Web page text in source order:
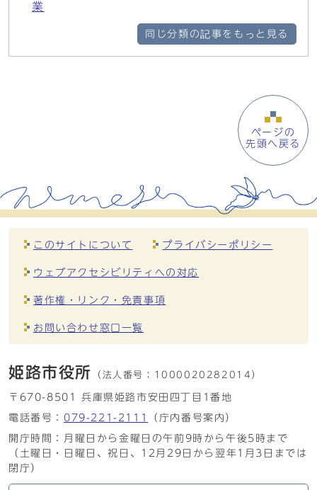
業
同じ分類の記事をもっと見る
ページの
先頭へ戻る
このサイトについて プライバシーポリシー
ウェブアクセシビリティへの対応
著作権・リンク・免責事項
お問い合わせ窓口一覧
姫路市役所 （法人番号： 1000020282014）
〒670-8501 兵庫県姫路市安田四丁目1番地
電話番号： 079-221-2111
（庁内番号案内）
開庁時間：月曜日から金曜日の午前9時から午後5時まで
（土曜日・日曜日、祝日、12月29日から翌年1月3日までは
閉庁）